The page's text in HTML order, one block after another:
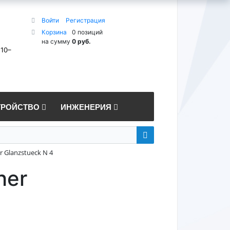
Войти
Регистрация
Корзина
0 позиций
на сумму 0 руб.
ИНЖЕНЕРИЯ
Glanzstueck N 4